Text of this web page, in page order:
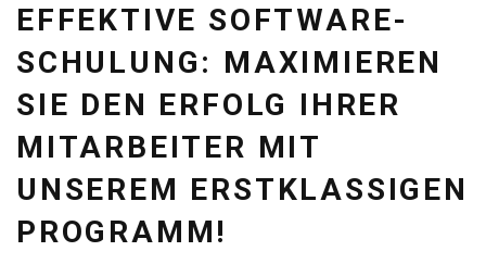
EFFEKTIVE SOFTWARE-
SCHULUNG: MAXIMIEREN
SIE DEN ERFOLG IHRER
MITARBEITER MIT
UNSEREM ERSTKLASSIGEN
PROGRAMM!